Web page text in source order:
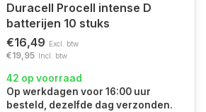
Duracell Procell intense D
batterijen 10 stuks
€16,49 Excl. btw
€19,95 Incl. btw
42 op voorraad
Op werkdagen voor 16:00 uur
besteld, dezelfde dag verzonden.